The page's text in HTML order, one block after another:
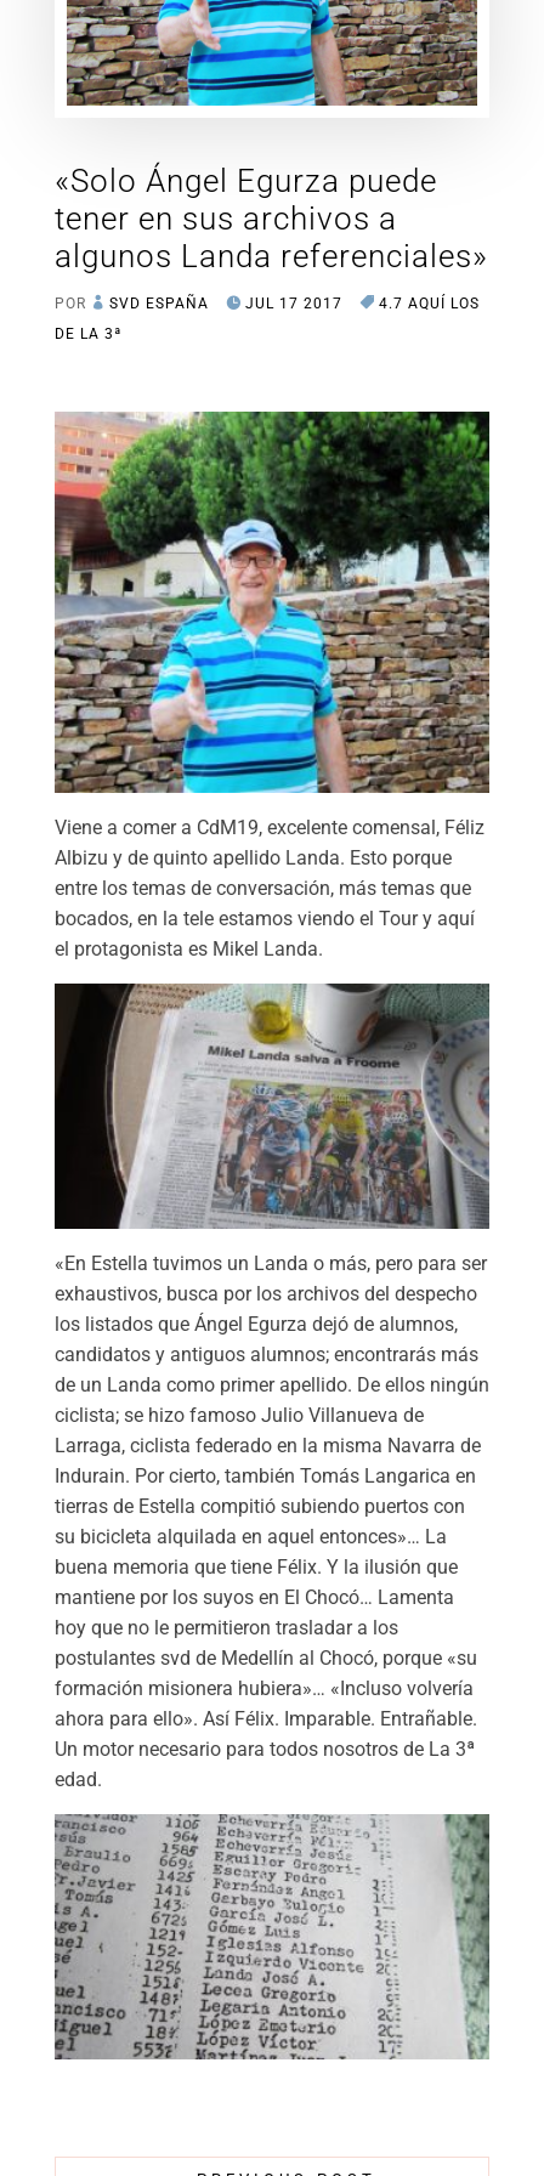
«Solo Ángel Egurza puede
tener en sus archivos a
algunos Landa referenciales»
POR SVD ESPAÑA JUL 17 2017
4.7 AQUÍ LOS
DE LA 3ª
Viene a comer a CdM19, excelente comensal, Féliz
Albizu y de quinto apellido Landa. Esto porque
entre los temas de conversación, más temas que
bocados, en la tele estamos viendo el Tour y aquí
el protagonista es Mikel Landa.
«En Estella tuvimos un Landa o más, pero para ser
exhaustivos, busca por los archivos del despecho
los listados que Ángel Egurza dejó de alumnos,
candidatos y antiguos alumnos; encontrarás más
de un Landa como primer apellido. De ellos ningún
ciclista; se hizo famoso Julio Villanueva de
Larraga, ciclista federado en la misma Navarra de
Indurain. Por cierto, también Tomás Langarica en
tierras de Estella compitió subiendo puertos con
su bicicleta alquilada en aquel entonces»… La
buena memoria que tiene Félix. Y la ilusión que
mantiene por los suyos en El Chocó… Lamenta
hoy que no le permitieron trasladar a los
postulantes svd de Medellín al Chocó, porque «su
formación misionera hubiera»… «Incluso volvería
ahora para ello». Así Félix. Imparable. Entrañable.
Un motor necesario para todos nosotros de La 3ª
edad.